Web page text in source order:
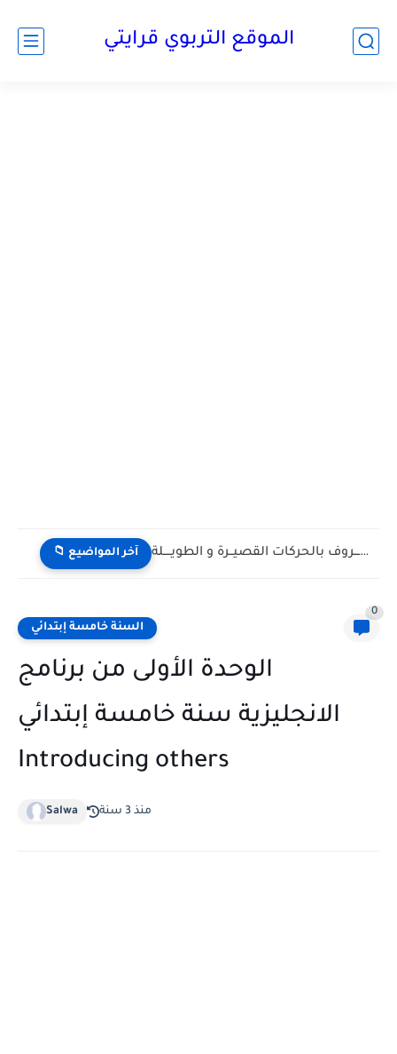
الموقع التربوي قرايتي
📁 آخر المواضيع أوراق عمل لتدريب الأطفال على ترتيب المقاطع لتكوين كلمة مناسبة...
السنة خامسة إبتدائي
0
الوحدة الأولى من برنامج
الانجليزية سنة خامسة إبتدائي
Introducing others
Salwa منذ 3 سنة